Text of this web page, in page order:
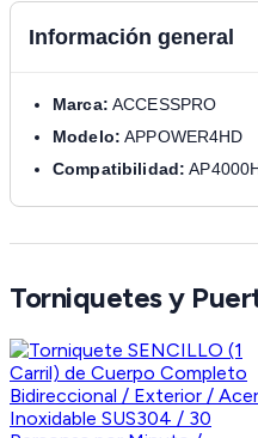
Información general
Marca: ACCESSPRO
Modelo: APPOWER4HD
Compatibilidad:
Torniquetes y